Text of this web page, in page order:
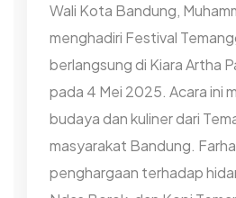
Wali Kota Bandung,
menghadiri Festival
berlangsung di Kiara Artha
pada 4 Mei 2025. Acara ini
budaya dan kuliner dari
masyarakat Bandung.
penghargaan terhadap